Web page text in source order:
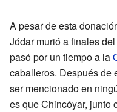
A pesar de esta
Jódar murió a finales del
pasó por un tiempo a la
caballeros. Después de
ser mencionado en
es que Chincóyar, junto